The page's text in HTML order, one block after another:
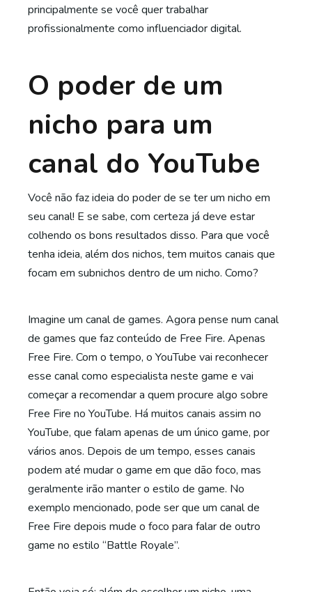
principalmente se você quer trabalhar
profissionalmente como influenciador digital.
O poder de um
nicho para um
canal do YouTube
Você não faz ideia do poder de se ter um nicho em
seu canal! E se sabe, com certeza já deve estar
colhendo os bons resultados disso. Para que você
tenha ideia, além dos nichos, tem muitos canais que
focam em subnichos dentro de um nicho. Como?
Imagine um canal de games. Agora pense num canal
de games que faz conteúdo de Free Fire. Apenas
Free Fire. Com o tempo, o YouTube vai reconhecer
esse canal como especialista neste game e vai
começar a recomendar a quem procure algo sobre
Free Fire no YouTube. Há muitos canais assim no
YouTube, que falam apenas de um único game, por
vários anos. Depois de um tempo, esses canais
podem até mudar o game em que dão foco, mas
geralmente irão manter o estilo de game. No
exemplo mencionado, pode ser que um canal de
Free Fire depois mude o foco para falar de outro
game no estilo “Battle Royale”.